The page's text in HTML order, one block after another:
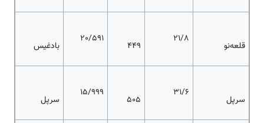
قلعه‌نو
21/8
۴۴۹
20/591
بادغیس
سرپل
31/6
۵۰۵
15/999
سرپل